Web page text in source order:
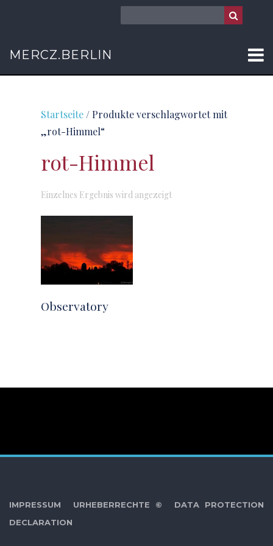
MERCZ.BERLIN
Startseite / Produkte verschlagwortet mit
„rot-Himmel“
rot-Himmel
Einzelnes Ergebnis wird angezeigt
Observatory
IMPRESSUM URHEBERRECHTE ©
DATA PROTECTION
DECLARATION